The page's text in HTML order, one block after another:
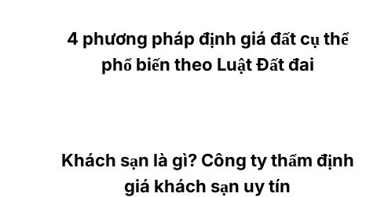
4 phương pháp định giá đất cụ thể
phổ biến theo Luật Đất đai
Khách sạn là gì? Công ty thẩm định
giá khách sạn uy tín